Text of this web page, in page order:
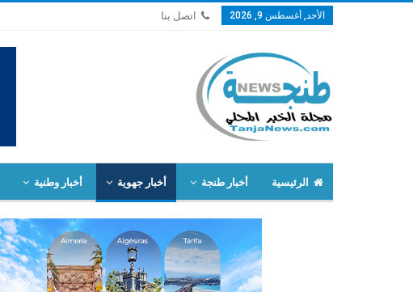
الأحد, أغسطس 9, 2026 اتصل بنا
الرئيسية أخبار طنجة أخبار جهوية أخبار وطنية